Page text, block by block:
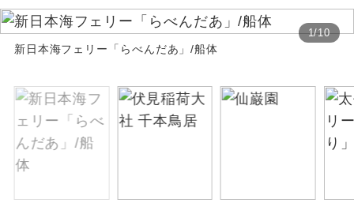
1/10
新日本海フェリー「らべんだあ」/船体
絶景 絶景スポットに立ち寄るコースです。
露天風呂
ご宿泊ホテルに露天風呂が付いていま
す。